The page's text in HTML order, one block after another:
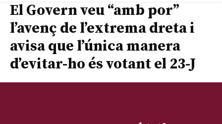
El Govern veu “amb por”
l’avenç de l’extrema dreta i
avisa que l’única manera
d’evitar-ho és votant el 23-J